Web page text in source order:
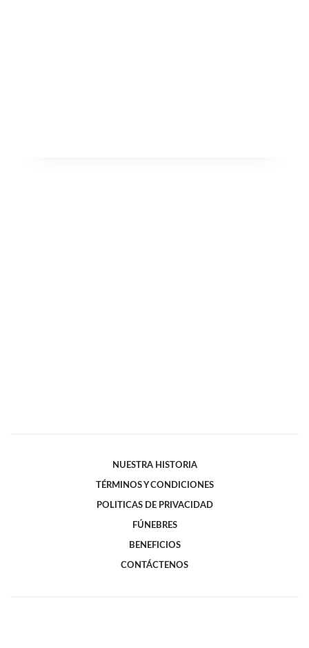
NUESTRA HISTORIA
TÉRMINOS Y CONDICIONES
POLITICAS DE PRIVACIDAD
FÚNEBRES
BENEFICIOS
CONTÁCTENOS